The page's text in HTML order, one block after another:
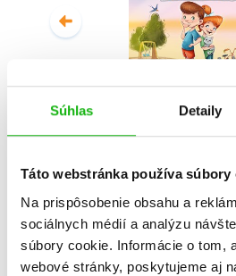
Súhlas Detaily
Táto webstránka používa súbory
Na prispôsobenie obsahu a
sociálnych médií a analýzu
súbory cookie. Informácie o tom,
webové stránky, poskytujeme aj
Celá séria